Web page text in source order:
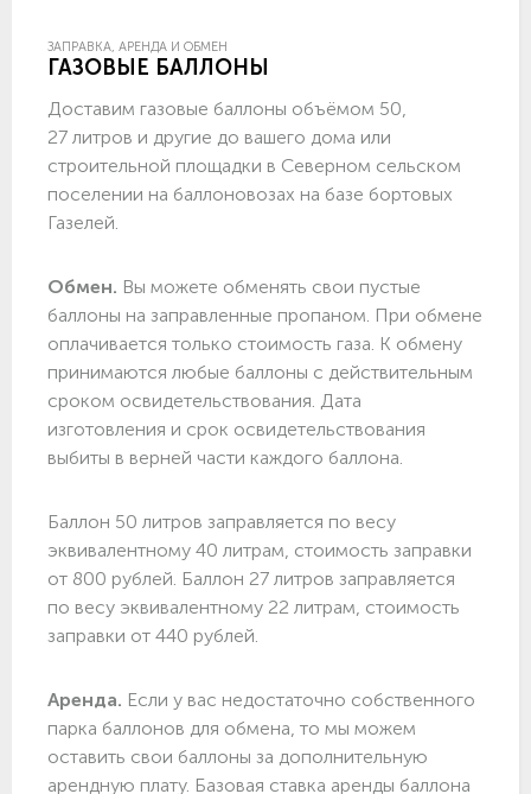
ЗАПРАВКА, АРЕНДА И ОБМЕН
ГАЗОВЫЕ БАЛЛОНЫ
Доставим газовые баллоны объёмом 50,
27 литров и другие до вашего дома или
строительной площадки в Северном сельском
поселении на баллоновозах на базе бортовых
Газелей.
Обмен. Вы можете обменять свои пустые
баллоны на заправленные пропаном. При обмене
оплачивается только стоимость газа. К обмену
принимаются любые баллоны с действительным
сроком освидетельствования. Дата
изготовления и срок освидетельствования
выбиты в верней части каждого баллона.
Баллон 50 литров заправляется по весу
эквивалентному 40 литрам, стоимость заправки
от 800 рублей. Баллон 27 литров заправляется
по весу эквивалентному 22 литрам, стоимость
заправки от 440 рублей.
Аренда. Если у вас недостаточно собственного
парка баллонов для обмена, то мы можем
оставить свои баллоны за дополнительную
арендную плату. Базовая ставка аренды баллона